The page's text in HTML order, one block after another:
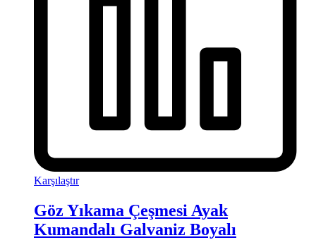
Karşılaştır
Göz Yıkama Çeşmesi Ayak
Kumandalı Galvaniz Boyalı